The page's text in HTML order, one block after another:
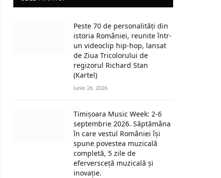
Peste 70 de personalități din
istoria României, reunite într-
un videoclip hip-hop, lansat
de Ziua Tricolorului de
regizorul Richard Stan
(Kartel)
iunie 26, 2026
Timișoara Music Week: 2-6
septembrie 2026. Săptămâna
în care vestul României își
spune povestea muzicală
completă, 5 zile de
eferversceță muzicală și
inovație.